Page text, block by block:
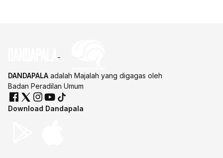
DANDAPALA adalah Majalah yang digagas oleh
Badan Peradilan Umum
Download Dandapala